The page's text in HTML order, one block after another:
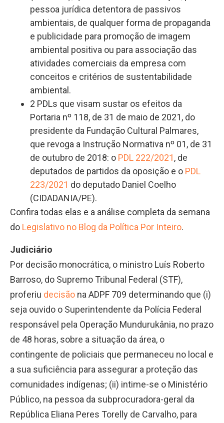
pessoa jurídica detentora de passivos
ambientais, de qualquer forma de propaganda
e publicidade para promoção de imagem
ambiental positiva ou para associação das
atividades comerciais da empresa com
conceitos e critérios de sustentabilidade
ambiental.
2 PDLs que visam sustar os efeitos da
Portaria nº 118, de 31 de maio de 2021, do
presidente da Fundação Cultural Palmares,
que revoga a Instrução Normativa nº 01, de 31
de outubro de 2018: o PDL 222/2021, de
deputados de partidos da oposição e o PDL
223/2021 do deputado Daniel Coelho
(CIDADANIA/PE).
Confira todas elas e a análise completa da semana
do Legislativo no Blog da Política Por Inteiro.
Judiciário
Por decisão monocrática, o ministro Luís Roberto
Barroso, do Supremo Tribunal Federal (STF),
proferiu decisão na ADPF 709 determinando que (i)
seja ouvido o Superintendente da Polícia Federal
responsável pela Operação Mundurukânia, no prazo
de 48 horas, sobre a situação da área, o
contingente de policiais que permaneceu no local e
a sua suficiência para assegurar a proteção das
comunidades indígenas; (ii) intime-se o Ministério
Público, na pessoa da subprocuradora-geral da
República Eliana Peres Torelly de Carvalho, para